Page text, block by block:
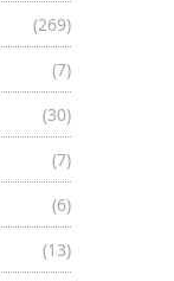
(269)
(7)
(30)
(7)
(6)
(13)